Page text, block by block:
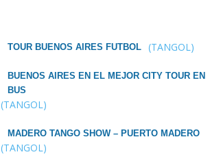
TOUR BUENOS AIRES FUTBOL (TANGOL)
BUENOS AIRES EN EL MEJOR CITY TOUR EN
BUS
(TANGOL)
MADERO TANGO SHOW – PUERTO MADERO
(TANGOL)